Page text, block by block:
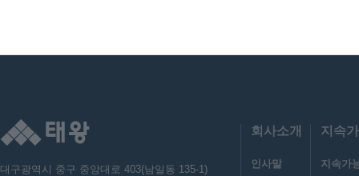
대구광역시 중구 중앙대로 403(남일동 135-1)
회사소개
인사말
지속
지속가